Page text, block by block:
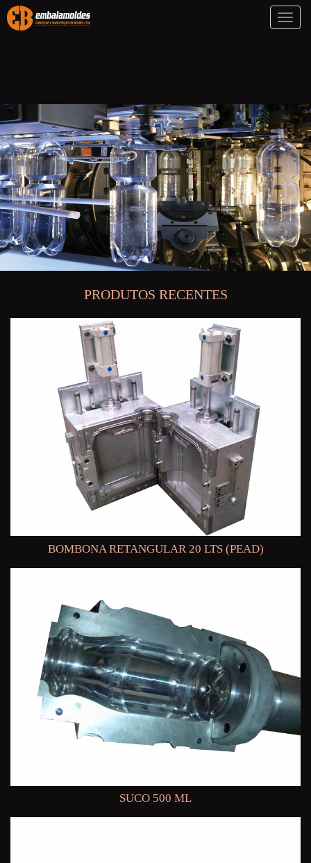
Toggle
PRODUTOS RECENTES
BOMBONA RETANGULAR 20 LTS (PEAD)
SUCO 500 ML